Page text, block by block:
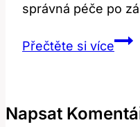
správná péče po
Přečtěte si více
Napsat